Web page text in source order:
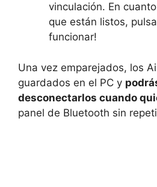
vinculación. En
que están listos,
funcionar!
Una vez emparejados, los
guardados en el PC y
desconectarlos cuando
panel de Bluetooth sin